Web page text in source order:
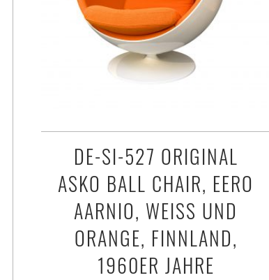
DE-SI-527 ORIGINAL
ASKO BALL CHAIR, EERO
AARNIO, WEISS UND O
RANGE, FINNLAND, 1
960ER JAHRE